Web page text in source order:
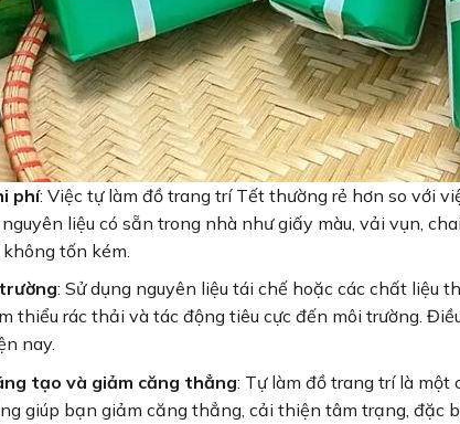
phí: Việc tự làm đồ trang trí Tết thường rẻ hơn so với
liệu có sẵn trong nhà như giấy màu, vải vụn,
tốn kém.
: Sử dụng nguyên liệu tái chế hoặc các chất liệu
thiểu rác thải và tác động tiêu cực đến môi trường.
nay.
tạo và giảm căng thẳng: Tự làm đồ trang trí là
giúp bạn giảm căng thẳng, cải thiện tâm trạng, đặc